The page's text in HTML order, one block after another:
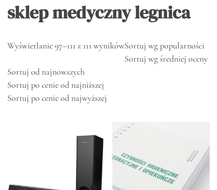
sklep medyczny legnica
Wyświetlanie 97–111 z 111 wynikówSortuj wg popularności
Sortuj wg średniej oceny
Sortuj od najnowszych
Sortuj po cenie od najniższej
Sortuj po cenie od najwyższej